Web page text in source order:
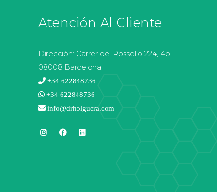
Atención Al Cliente
Dirección: Carrer del Rossello 224, 4b
08008 Barcelona
+34 622848736
+34 622848736
info@drholguera.com